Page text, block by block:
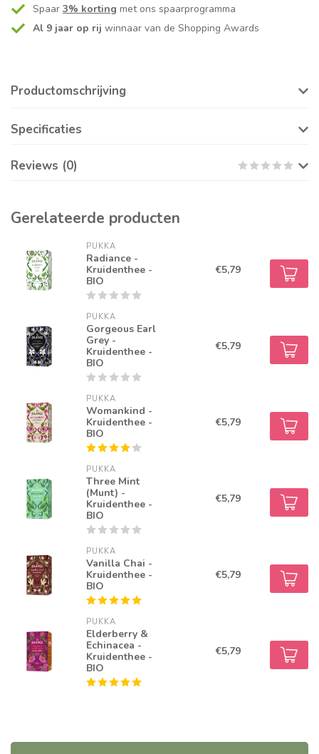
Spaar 3% korting met ons spaarprogramma
Al 9 jaar op rij winnaar van de Shopping Awards
Productomschrijving
Specificaties
Reviews (0)
Gerelateerde producten
PUKKA
Radiance -
Kruidenthee -
BIO
€5,79
PUKKA
Gorgeous Earl
Grey -
Kruidenthee -
BIO
€5,79
PUKKA
Womankind -
Kruidenthee -
BIO
€5,79
PUKKA
Three Mint
(Munt) -
Kruidenthee -
BIO
€5,79
PUKKA
Vanilla Chai -
Kruidenthee -
BIO
€5,79
PUKKA
Elderberry &
Echinacea -
Kruidenthee -
BIO
€5,79